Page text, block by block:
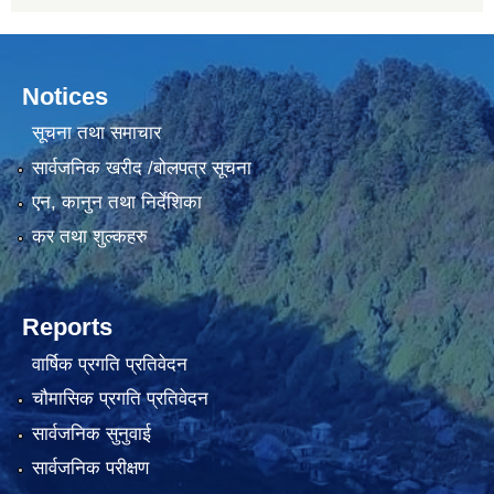
Notices
सूचना तथा समाचार
सार्वजनिक खरीद /बोलपत्र सूचना
एन, कानुन तथा निर्देशिका
कर तथा शुल्कहरु
Reports
वार्षिक प्रगति प्रतिवेदन
चौमासिक प्रगति प्रतिवेदन
सार्वजनिक सुनुवाई
सार्वजनिक परीक्षण